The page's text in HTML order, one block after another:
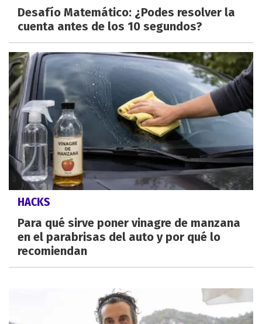
Desafío Matemático: ¿Podes resolver la
cuenta antes de los 10 segundos?
HACKS
Para qué sirve poner vinagre de manzana
en el parabrisas del auto y por qué lo
recomiendan